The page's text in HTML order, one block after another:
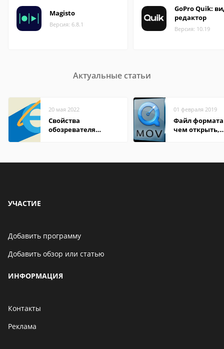
Magisto
Версия: 6.8.1
GoPro Quik:
редактор
Версия: 10.19
Актуальные статьи
20 мая 2022
Свойства
обозревателя
01 февраля 2019
Файл формата
чем открыть,
УЧАСТИЕ
Добавить программу
Добавить обзор или статью
ИНФОРМАЦИЯ
Контакты
Реклама